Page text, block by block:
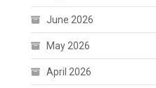
June 2026
May 2026
April 2026